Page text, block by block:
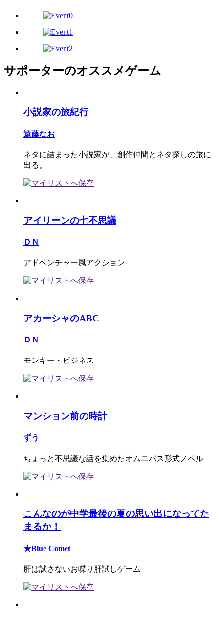
サポーターのオススメゲーム
小説家の旅紀行
遠藤なお
ネタに詰まった小説家が、創作仲間とネタ探しの旅に
出る。
アイリーンの七不思議
ＤＮ
アドベンチャー風アクション
アカーシャのABC
ＤＮ
モンキー・ビジネス
マンション前の時計
ずう
ちょっと不思議な話を集めたオムニバス形式ノベル
こんなのが中学最後の夏の思い出になってた
まるか！
★Blue Comet
肝は試さないお喋り肝試しゲーム